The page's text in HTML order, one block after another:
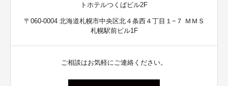
トホテルつくばビル2F
〒060-0004 北海道札幌市中央区北４条西４丁目１−７ ＭＭＳ
札幌駅前ビル1F
ご相談はお気軽にご連絡ください。